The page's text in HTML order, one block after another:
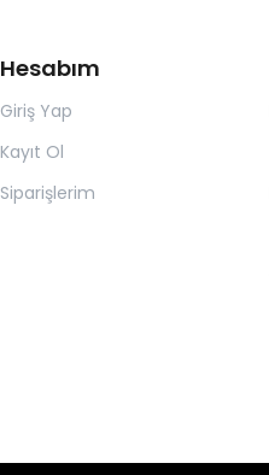
Hesabım
Giriş Yap
Kayıt Ol
Siparişlerim